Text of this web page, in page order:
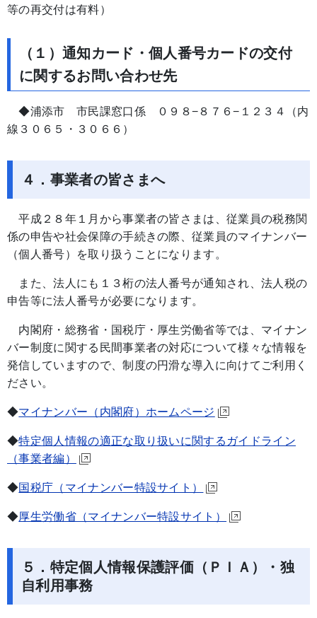
等の再交付は有料）
（１）通知カード・個人番号カードの交付
に関するお問い合わせ先
◆浦添市 市民課窓口係 ０９８−８７６−１２３４（内
線３０６５・３０６６）
４．事業者の皆さまへ
平成２８年１月から事業者の皆さまは、従業員の税務関
係の申告や社会保障の手続きの際、従業員のマイナンバー
（個人番号）を取り扱うことになります。
また、法人にも１３桁の法人番号が通知され、法人税の
申告等に法人番号が必要になります。
内閣府・総務省・国税庁・厚生労働省等では、マイナン
バー制度に関する民間事業者の対応について様々な情報を
発信していますので、制度の円滑な導入に向けてご利用く
ださい。
◆マイナンバー（内閣府）ホームページ
◆特定個人情報の適正な取り扱いに関するガイドライン
（事業者編）
◆国税庁（マイナンバー特設サイト）
◆厚生労働省（マイナンバー特設サイト）
５．特定個人情報保護評価（ＰＩＡ）・独
自利用事務